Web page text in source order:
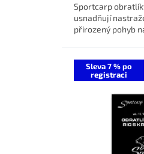
Sportcarp
usnadňují
přirozený pohyb
Sleva 7 % po
registraci